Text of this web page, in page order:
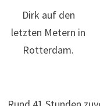
Parkplatz in
regnen. Die
Leben hat mir die
Emsland. Jeder